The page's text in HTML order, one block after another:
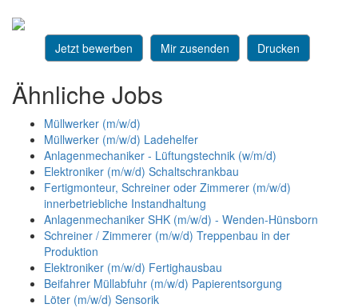
Jetzt bewerben Mir zusenden Drucken
Ähnliche Jobs
Müllwerker (m/w/d)
Müllwerker (m/w/d) Ladehelfer
Anlagenmechaniker - Lüftungstechnik (w/m/d)
Elektroniker (m/w/d) Schaltschrankbau
Fertigmonteur, Schreiner oder Zimmerer (m/w/d)
innerbetriebliche Instandhaltung
Anlagenmechaniker SHK (m/w/d) - Wenden-Hünsborn
Schreiner / Zimmerer (m/w/d) Treppenbau in der
Produktion
Elektroniker (m/w/d) Fertighausbau
Beifahrer Müllabfuhr (m/w/d) Papierentsorgung
Löter (m/w/d) Sensorik